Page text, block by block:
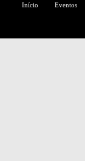
Início Eventos